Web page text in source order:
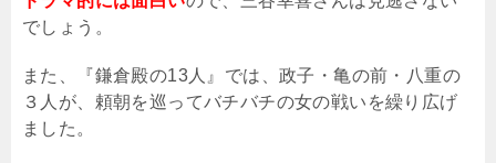
でしょう。
また、『鎌倉殿の13 人』では、政子・亀の前・八重の
３人が、頼朝を巡ってバチバチの女の戦いを繰り広げ
ました。